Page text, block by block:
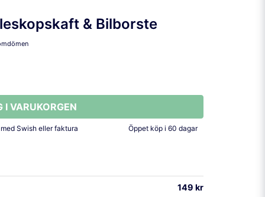
& Bilborste
I VARUKORGEN
Swish eller faktura Öppet köp i 60 dagar
149 kr